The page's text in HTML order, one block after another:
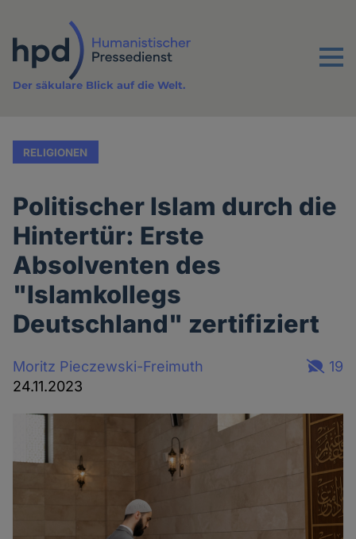
Inhalt
Menu
Der säkulare Blick auf die Welt.
RELIGIONEN
Politischer Islam durch die
Hintertür: Erste
Absolventen des
"Islamkollegs
Deutschland" zertifiziert
Moritz Pieczewski-Freimuth
24.11.2023
19